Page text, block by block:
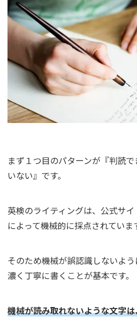
まず１つ目のパターンが『判読
いない』です。
英検のライティングは、公式サ
によって機械的に採点されていま
そのため機械が誤認識しないよ
濃く丁寧に書くことが基本です。
機械が読み取れないような文字